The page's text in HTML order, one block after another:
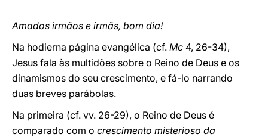
Amados irmãos e irmãs, bom dia!
Na hodierna página evangélica (cf. Mc 4, 26-34),
Jesus fala às multidões sobre o Reino de Deus e os
dinamismos do seu crescimento, e fá-lo narrando
duas breves parábolas.
Na primeira (cf. vv. 26-29), o Reino de Deus é
comparado com o crescimento misterioso da